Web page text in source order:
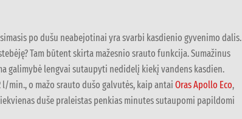
po dušu neabejotinai yra svarbi kasdienio gyvenimo dalis.
Tam būtent skirta mažesnio srauto funkcija. Sumažinus
galimybė lengvai sutaupyti nedidelį kiekį vandens kasdien.
min., o mažo srauto dušo galvutės, kaip antai Oras Apollo Eco,
duše praleistas penkias minutes sutaupomi papildomi